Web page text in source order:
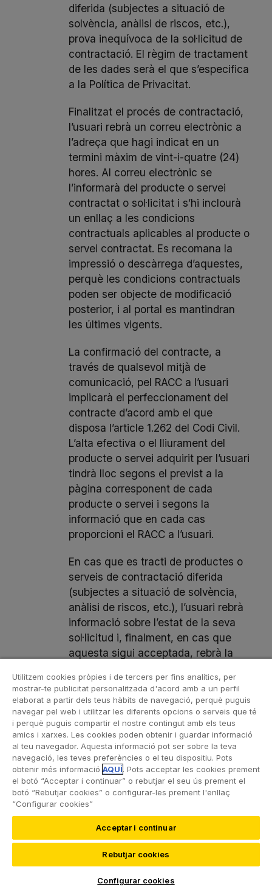
diferida (subjectes a situació de
solvència, anàlisi de riscos, etc.),
prova inequívoca de la sol·licitud de
contractació. El règim de tractament
de les dades serà el que s’especifica
a la Política de Privacitat.
Finalitzat el procés de contractació,
l’usuari rebrà un correu electrònic a
l’adreça que hagi indicat en un
termini màxim de vint-i-quatre (24)
hores. Al correu electrònic se
l’informarà del producte o servei
contractat o sol·licitat i s’hi inclourà
un enllaç a les condicions
contractuals aplicables al producte o
servei contractat. Es recomana la
impressió o descàrrega d’aquestes,
perquè les condicions contractuals
poden ser objecte de modificació
posterior, i al portal es mantindran
les últimes vigents.
La confirmació del contracte, a
través de qualsevol mitjà de
comunicació, pel RACC a l’usuari
implicarà el perfeccionament del
contracte d’acord amb el que
disposa l’article 1.262 del Codi Civil.
L’alta efectiva o el lliurament del
producte o servei adquirit per l’usuari
tindrà lloc segons el previst a la
pàgina corresponent de cada
producte o servei i segons la
informació que en cada cas
proporcioni el RACC a l’usuari.
En cas que es tracti de productes o
serveis de contractació diferida
(subjectes a situació de solvència,
anàlisi de riscos, etc.), l’usuari rebrà
informació sobre l’estat de la seva
sol·licitud i, finalment, en cas que
aquesta sigui acceptada, rebrà la
implicarà el perfeccionament del
contracte d’acord amb el que
disposa l’article 1.262 del Codi Civil.
b) Arxiu del document electrònic en
què es formalitza el contracte:
L’arxiu del correu electrònic es farà
mitjançant la incorporació d’aquest
en una base de dades.
c) Mitjans tècnics posats a
disposició de l’usuari per identificar i
corregir errors en la introducció de
Utilitzem cookies pròpies i de tercers per fins analítics, per
mostrar-te publicitat personalitzada d'acord amb a un perfil
elaborat a partir dels teus hàbits de navegació, perquè puguis
navegar pel web i utilitzar les diferents opcions o serveis que té
i perquè puguis compartir el nostre contingut amb els teus
amics i xarxes. Les cookies poden obtenir i guardar informació
al teu navegador. Aquesta informació pot ser sobre la teva
navegació, les teves preferències o el teu dispositiu. Pots
obtenir més informació AQUÍ. Pots acceptar les cookies prement
el botó “Acceptar i continuar” o rebutjar el seu ús prement el
botó “Rebutjar cookies” o configurar-les prement l'enllaç
“Configurar cookies”
Acceptar i continuar
Rebutjar cookies
Configurar cookies